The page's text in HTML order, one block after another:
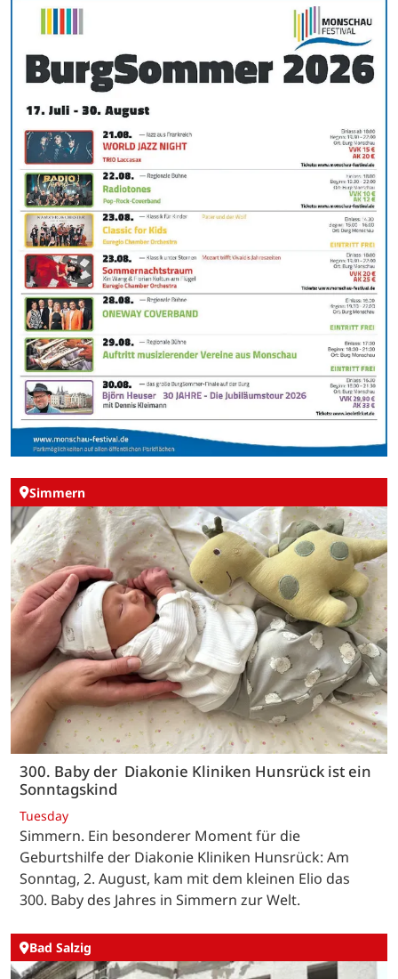
Simmern
300. Baby der Diakonie Kliniken Hunsrück ist ein
Sonntagskind
Tuesday
Simmern. Ein besonderer Moment für die
Geburtshilfe der Diakonie Kliniken Hunsrück: Am
Sonntag, 2. August, kam mit dem kleinen Elio das
300. Baby des Jahres in Simmern zur Welt.
Bad Salzig